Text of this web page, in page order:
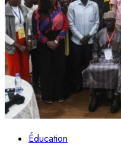
Éducation